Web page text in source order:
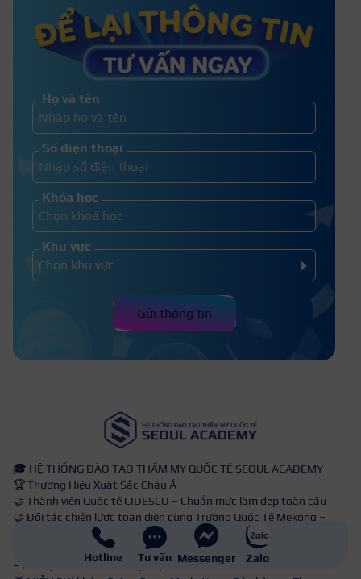
Muốn trở thành ca sĩ phải học
trường nào, thi khối nào?
Các quy định liên quan nên biết
Họ và tên
Số điện thoại
Khóa học
Khu vực
Gửi thông tin
🎓 HỆ THỐNG ĐÀO TẠO THẨM MỸ QUỐC TẾ SEOUL ACADEMY
🏆 Thương Hiệu Xuất Sắc Châu Á
🤝 Thành viên Quốc tế CIDESCO – Chuẩn mực làm đẹp toàn cầu
🤝 Đối tác chiến lược toàn diện cùng Trường Quốc Tế Mekong –
Trung Cấp Quang Trung
💼 Cam kết đầu ra 360°: Việc làm tại DN Group & đối tác toàn quốc
– Hỗ trợ mở tiệm – Đào tạo tự kéo khách
Hotline Tư vấn Messenger Zalo